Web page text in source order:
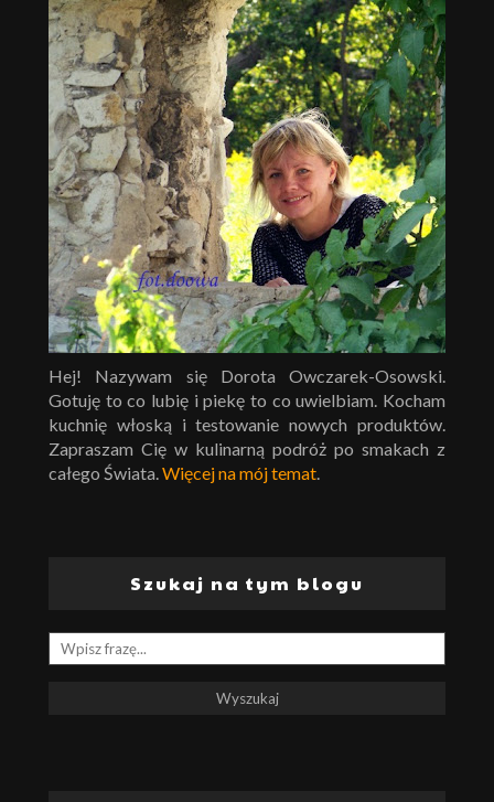
Hej! Nazywam się Dorota Owczarek-Osowski.
Gotuję to co lubię i piekę to co uwielbiam. Kocham
kuchnię włoską i testowanie nowych produktów.
Zapraszam Cię w kulinarną podróż po smakach z
całego Świata. Więcej na mój temat
Szukaj na tym blogu